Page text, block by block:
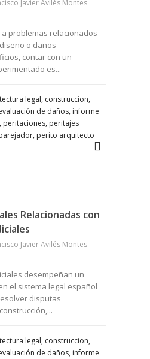
Javier Avilés Montes
problemas relacionados
o daños
contar con un
es...
legal, construccion,
de daños, informe
peritaciones, peritajes
perito arquitecto
Relacionadas con
Javier Avilés Montes
desempeñan un
el sistema legal español
disputas
legal, construccion,
de daños, informe